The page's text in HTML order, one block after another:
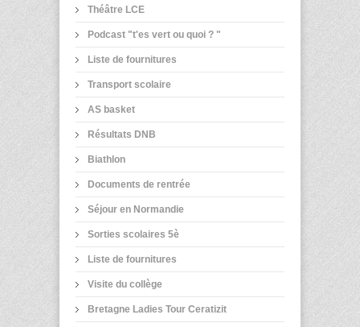
Théâtre LCE
Podcast "t'es vert ou quoi ? "
Liste de fournitures
Transport scolaire
AS basket
Résultats DNB
Biathlon
Documents de rentrée
Séjour en Normandie
Sorties scolaires 5è
Liste de fournitures
Visite du collège
Bretagne Ladies Tour Ceratizit